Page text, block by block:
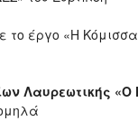
το έργο «Η
Λαυρεωτικής «Ο